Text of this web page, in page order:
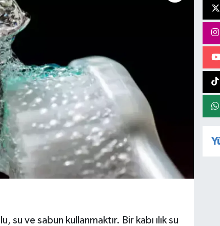
su ve sabun kullanmaktır. Bir kabı ılık su